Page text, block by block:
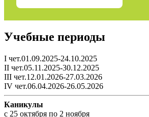
Учебные периоды
I чет.01.09.2025-24.10.2025
II чет.05.11.2025-30.12.2025
III чет.12.01.2026-27.03.2026
IV чет.06.04.2026-26.05.2026
Каникулы
c 25 октября по 2 ноября